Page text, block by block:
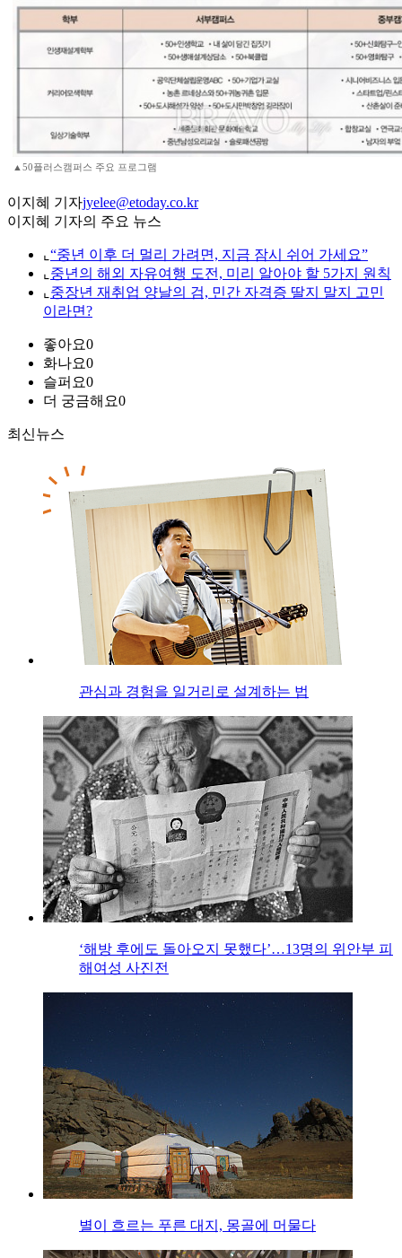
▲50플러스캠퍼스 주요 프로그램
이지혜 기자jyelee@etoday.co.kr
이지혜 기자의 주요 뉴스
⌞ “중년 이후 더 멀리 가려면, 지금 잠시 쉬어 가세요”
⌞ 중년의 해외 자유여행 도전, 미리 알아야 할 5가지 원칙
⌞ 중장년 재취업 양날의 검, 민간 자격증 딸지 말지 고민
이라면?
좋아요0
화나요0
슬퍼요0
더 궁금해요0
최신뉴스
관심과 경험을 일거리로 설계하는 법
‘해방 후에도 돌아오지 못했다’…13명의 위안부 피
해여성 사진전
별이 흐르는 푸른 대지, 몽골에 머물다